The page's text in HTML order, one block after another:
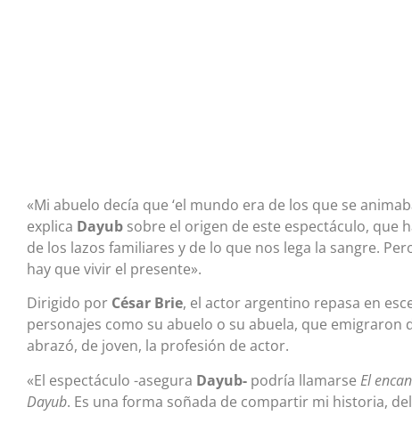
«Mi abuelo decía que ‘el mundo era de los que se
explica Dayub sobre el origen de este espectáculo, que
de los lazos familiares y de lo que nos lega la sangre.
hay que vivir el presente».
Dirigido por César Brie, el actor argentino repasa en
personajes como su abuelo o su abuela, que emigraron
abrazó, de joven, la profesión de actor.
«El espectáculo -asegura Dayub- podría llamarse El
Dayub. Es una forma soñada de compartir mi historia,